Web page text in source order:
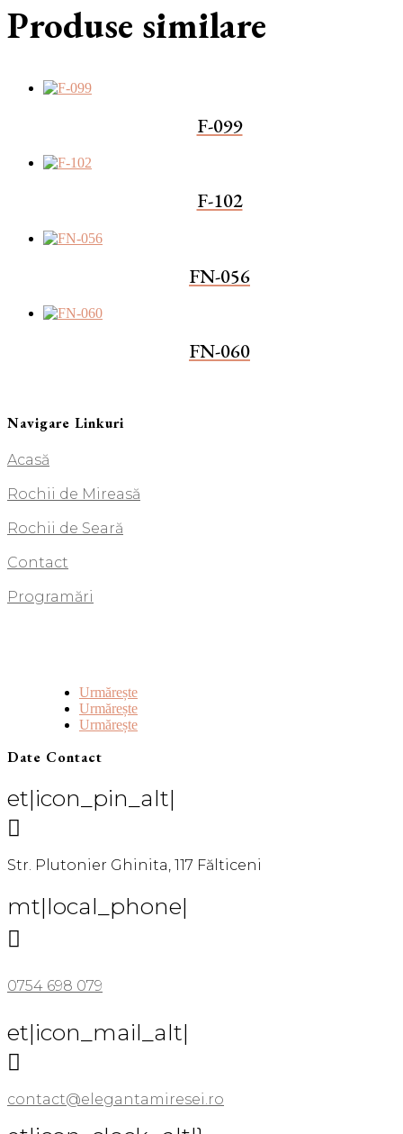
Produse similare
F-099
F-102
FN-056
FN-060
Navigare Linkuri
Acasă
Rochii de Mireasă
Rochii de Seară
Contact
Programări
Urmărește
Urmărește
Urmărește
Date Contact
et|icon_pin_alt|

Str. Plutonier Ghinita, 117 Fălticeni
mt|local_phone|

0754 698 079
et|icon_mail_alt|

contact@elegantamiresei.ro